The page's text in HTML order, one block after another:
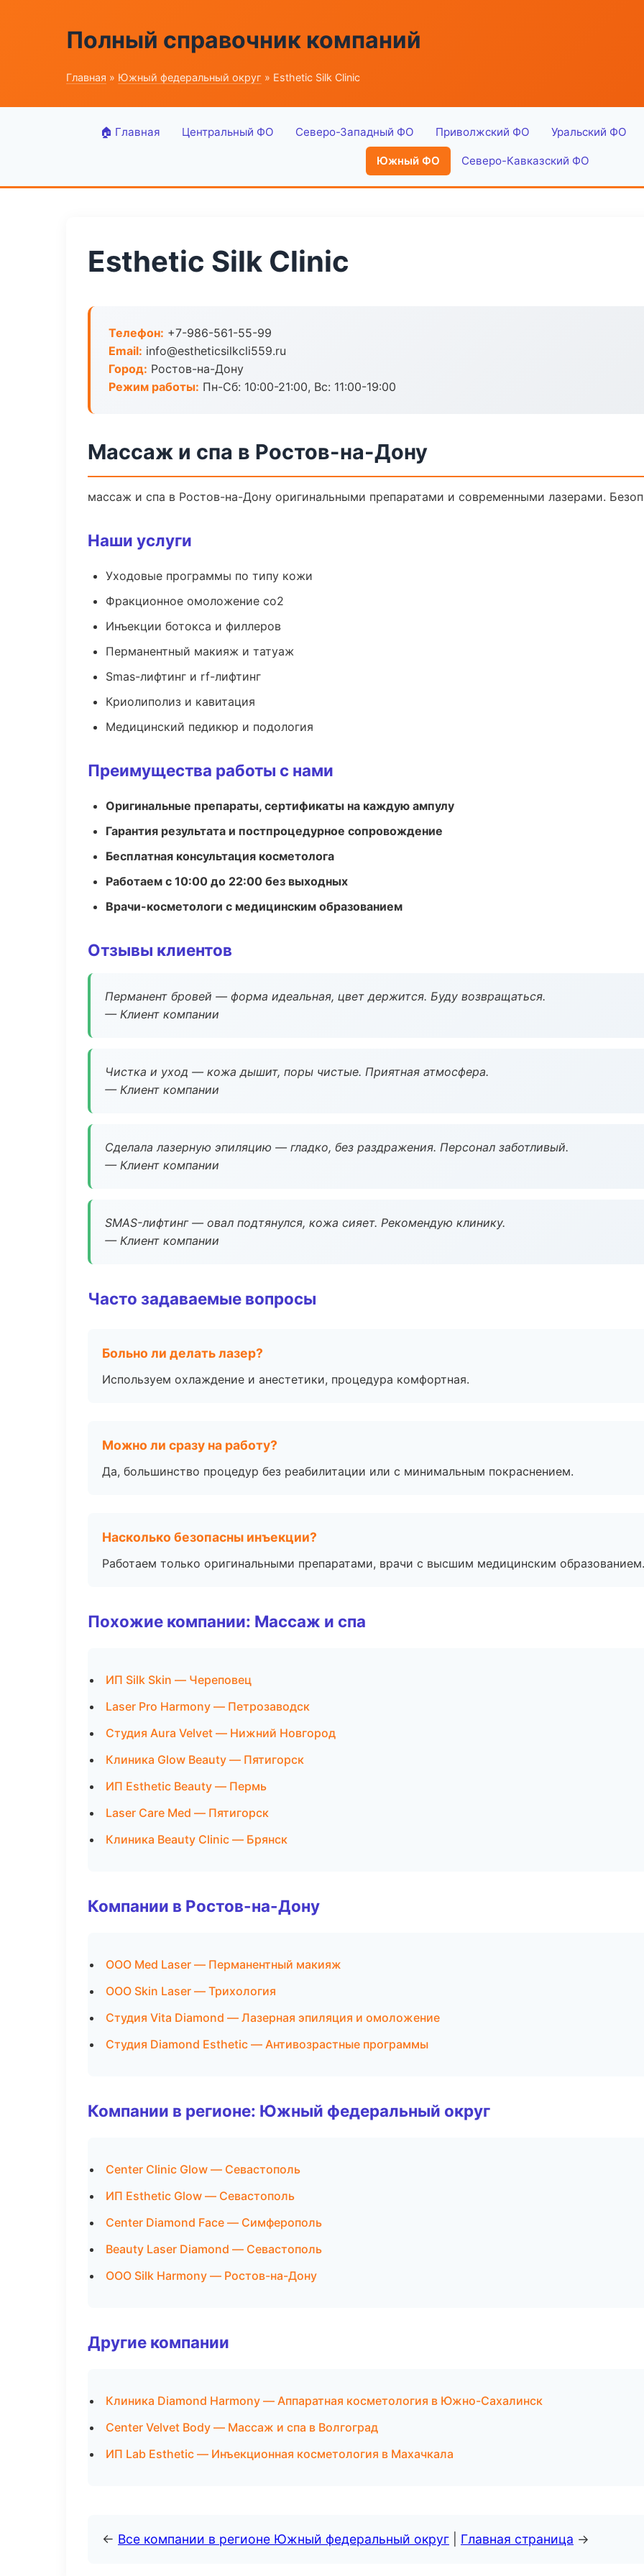
Полный справочник компаний
Главная » Южный федеральный округ » Esthetic Silk Clinic
🏠 Главная Центральный ФО Северо-Западный ФО Приволжский ФО Уральский ФО
Южный ФО Северо-Кавказский ФО
Esthetic Silk Clinic
Телефон: +7-986-561-55-99
Email: info@estheticsilkcli559.ru
Город: Ростов-на-Дону
Режим работы: Пн-Сб: 10:00-21:00, Вс: 11:00-19:00
Массаж и спа в Ростов-на-Дону
массаж и спа в Ростов-на-Дону оригинальными препаратами и современными лазерами.
Наши услуги
Уходовые программы по типу кожи
Фракционное омоложение co2
Инъекции ботокса и филлеров
Перманентный макияж и татуаж
Smas-лифтинг и rf-лифтинг
Криолиполиз и кавитация
Медицинский педикюр и подология
Преимущества работы с нами
Оригинальные препараты, сертификаты на каждую ампулу
Гарантия результата и постпроцедурное сопровождение
Бесплатная консультация косметолога
Работаем с 10:00 до 22:00 без выходных
Врачи-косметологи с медицинским образованием
Отзывы клиентов
Перманент бровей — форма идеальная, цвет держится. Буду возвращаться.
— Клиент компании
Чистка и уход — кожа дышит, поры чистые. Приятная атмосфера.
— Клиент компании
Сделала лазерную эпиляцию — гладко, без раздражения. Персонал заботливый.
— Клиент компании
SMAS-лифтинг — овал подтянулся, кожа сияет. Рекомендую клинику.
— Клиент компании
Часто задаваемые вопросы
Больно ли делать лазер?
Используем охлаждение и анестетики, процедура комфортная.
Можно ли сразу на работу?
Да, большинство процедур без реабилитации или с минимальным покраснением.
Насколько безопасны инъекции?
Работаем только оригинальными препаратами, врачи с высшим медицинским образованием.
Похожие компании: Массаж и спа
ИП Silk Skin — Череповец
Laser Pro Harmony — Петрозаводск
Студия Aura Velvet — Нижний Новгород
Клиника Glow Beauty — Пятигорск
ИП Esthetic Beauty — Пермь
Laser Care Med — Пятигорск
Клиника Beauty Clinic — Брянск
Компании в Ростов-на-Дону
ООО Med Laser — Перманентный макияж
ООО Skin Laser — Трихология
Студия Vita Diamond — Лазерная эпиляция и омоложение
Студия Diamond Esthetic — Антивозрастные программы
Компании в регионе: Южный федеральный округ
Center Clinic Glow — Севастополь
ИП Esthetic Glow — Севастополь
Center Diamond Face — Симферополь
Beauty Laser Diamond — Севастополь
ООО Silk Harmony — Ростов-на-Дону
Другие компании
Клиника Diamond Harmony — Аппаратная косметология в Южно-Сахалинск
Center Velvet Body — Массаж и спа в Волгоград
ИП Lab Esthetic — Инъекционная косметология в Махачкала
← Все компании в регионе Южный федеральный округ Главная страница →